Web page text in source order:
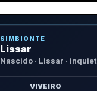
SIMBIONTE
Lissar
Nascido · Lissar ·
VIVEIRO